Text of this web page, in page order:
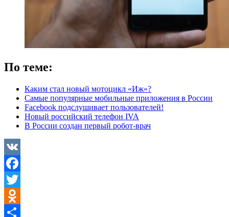
По теме:
Каким стал новый мотоцикл «Иж»?
Самые популярные мобильные приложения в России
Facebook подслушивает пользователей!
Новый российский телефон IVA
В России создан первый робот-врач
VK
Facebook
Twitter
Odnoklassniki